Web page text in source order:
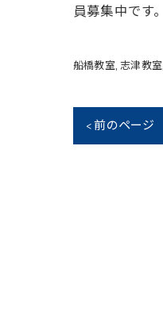
員募集中です。
船橋教室 志津教室
< 前のページ